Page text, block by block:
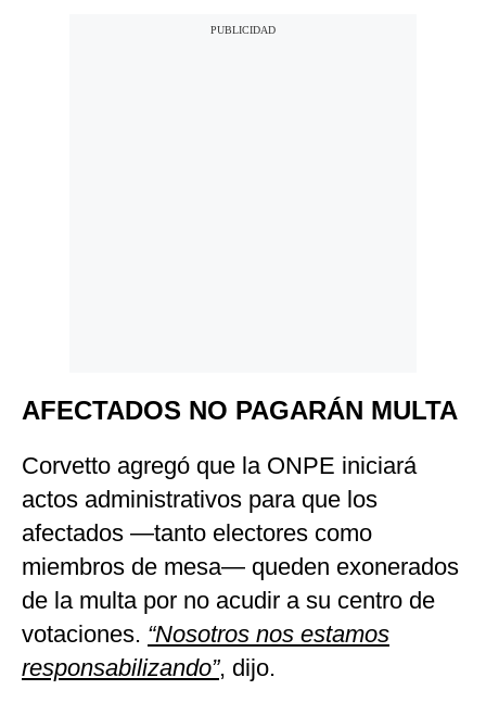
AFECTADOS NO PAGARÁN MULTA
Corvetto agregó que la ONPE iniciará
actos administrativos para que los
afectados —tanto electores como
miembros de mesa— queden exonerados
de la multa por no acudir a su centro de
votaciones. “Nosotros nos estamos
responsabilizando”, dijo.